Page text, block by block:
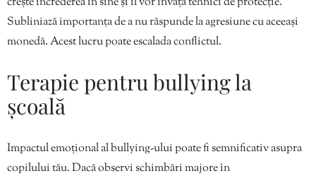
Subliniază importanța de a nu răspunde la agresiune cu aceeași
monedă. Acest lucru poate escalada conflictul.
Terapie pentru bullying la
școală
Impactul emoțional al bullying-ului poate fi semnificativ asupra
copilului tău. Dacă observi schimbări majore în